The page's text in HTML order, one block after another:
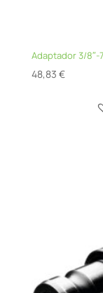
Adaptador 3/
48,83 €